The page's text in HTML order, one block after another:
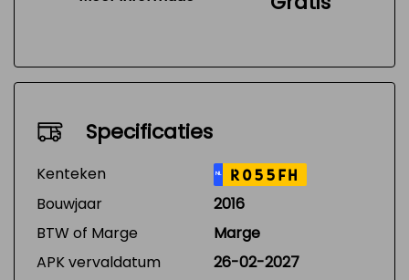
Specificaties
Kenteken NL R055FH
Bouwjaar
2016
BTW of Marge
Marge
APK vervaldatum
26-02-2027